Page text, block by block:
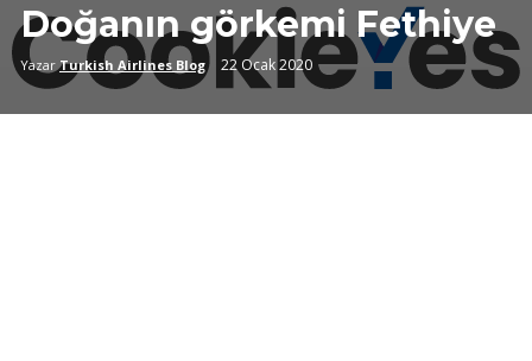
Doğanın görkemi Fethiye
Yazar Turkish Airlines Blog 22 Ocak 2020